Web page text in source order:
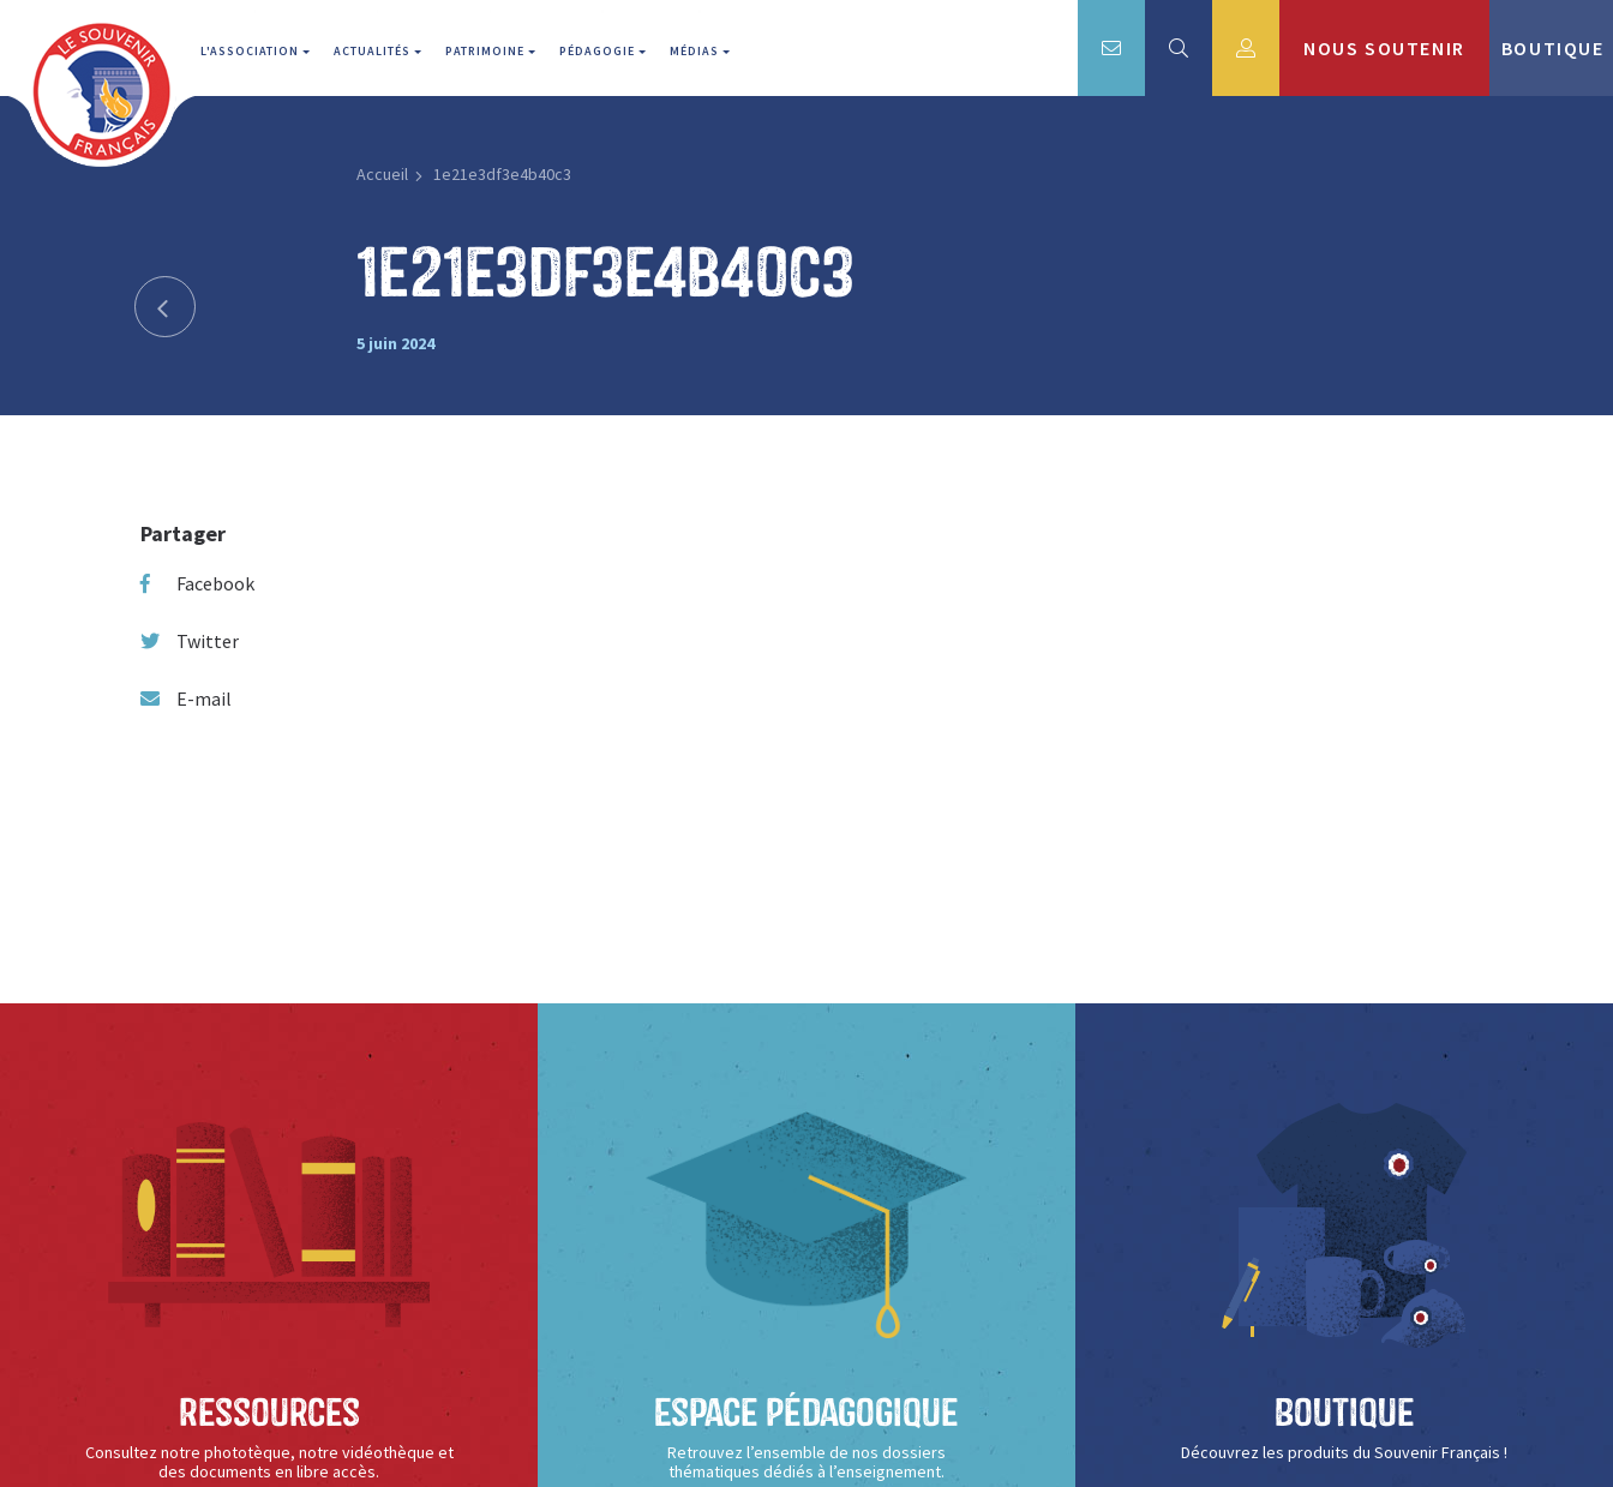
L'ASSOCIATION ACTUALITÉS PATRIMOINE PÉDAGOGIE MÉDIAS NOUS SOUTENIR BOUTIQUE
Accueil 1e21e3df3e4b40c3
1e21e3df3e4b40c3
5 juin 2024
Partager
Facebook
Twitter
E-mail
Ressources
Consultez notre phototèque, notre vidéothèque et
des documents en libre accès.
Espace Pédagogique
Retrouvez l’ensemble de nos dossiers
thématiques dédiés à l’enseignement.
Boutique
Découvrez les produits du Souvenir Français !